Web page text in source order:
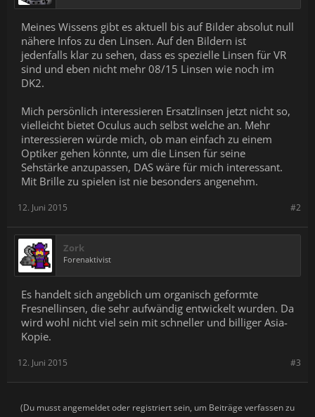
Meines Wissens gibt es aktuell bis auf Bilder absolut null
nähere Infos zu den Linsen. Auf den Bildern ist
jedenfalls klar zu sehen, dass es spezielle Linsen für VR
sind und eben nicht mehr 08/15 Linsen wie noch im
DK2.
Mich persönlich interessieren Ersatzlinsen jetzt nicht so,
vielleicht bietet Oculus auch selbst welche an. Mehr
interessieren würde mich, ob man einfach zu einem
Optiker gehen könnte, um die Linsen für seine
Sehstärke anzupassen, DAS wäre für mich interessant.
Mit Brille zu spielen ist nie besonders angenehm.
#2
12. Juni 2015
Zork
Forenaktivist
Es handelt sich angeblich um organisch geformte
Fresnellinsen, die sehr aufwändig entwickelt wurden. Da
wird wohl nicht viel sein mit schneller und billiger Asia-
Kopie.
#3
12. Juni 2015
(Du musst angemeldet oder registriert sein, um Beiträge verfassen zu